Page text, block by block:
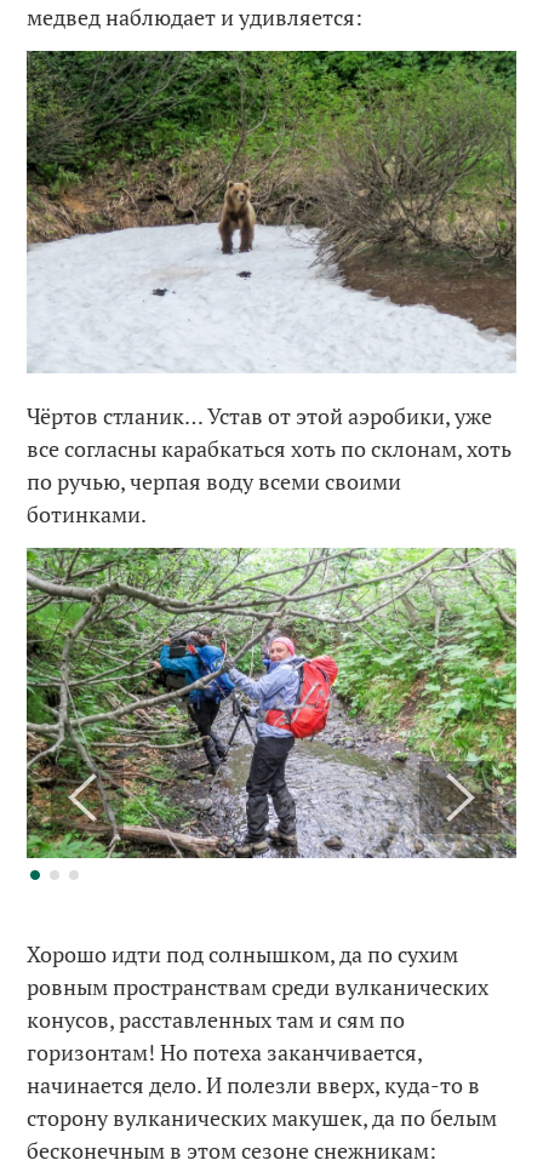
медвед наблюдает и удивляется:
Чёртов стланик… Устав от этой аэробики, уже
все согласны карабкаться хоть по склонам, хоть
по ручью, черпая воду всеми своими
ботинками.
Хорошо идти под солнышком, да по сухим
ровным пространствам среди вулканических
конусов, расставленных там и сям по
горизонтам! Но потеха заканчивается,
начинается дело. И полезли вверх, куда-то в
сторону вулканических макушек, да по белым
бесконечным в этом сезоне снежникам: